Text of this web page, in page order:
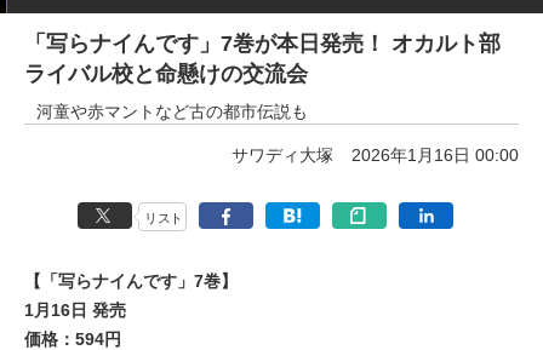
「写らナイんです」7巻が本日発売！ オカルト部
ライバル校と命懸けの交流会
河童や赤マントなど古の都市伝説も
サワディ大塚 2026年1月16日 00:00
リスト
【「写らナイんです」7巻】
1月16日 発売
価格：594円